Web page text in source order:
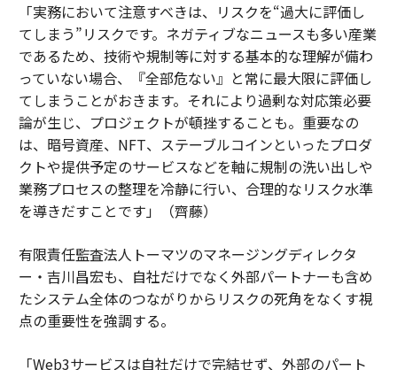
「実務において注意すべきは、リスクを“過大に評価し
てしまう”リスクです。ネガティブなニュースも多い産業
であるため、技術や規制等に対する基本的な理解が備わ
っていない場合、『全部危ない』と常に最大限に評価し
てしまうことがおきます。それにより過剰な対応策必要
論が生じ、プロジェクトが頓挫することも。重要なの
は、暗号資産、NFT、ステーブルコインといったプロダ
クトや提供予定のサービスなどを軸に規制の洗い出しや
業務プロセスの整理を冷静に行い、合理的なリスク水準
を導きだすことです」（齊藤）
有限責任監査法人トーマツのマネージングディレクタ
ー・吉川昌宏も、自社だけでなく外部パートナーも含め
たシステム全体のつながりからリスクの死角をなくす視
点の重要性を強調する。
「Web3サービスは自社だけで完結せず、外部のパート